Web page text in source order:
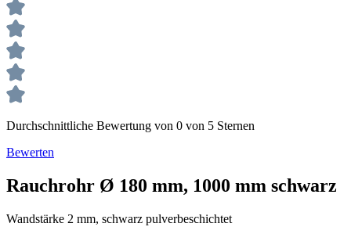
Durchschnittliche Bewertung von 0 von 5 Sternen
Bewerten
Rauchrohr Ø 180 mm, 1000 mm schwarz
Wandstärke 2 mm, schwarz pulverbeschichtet